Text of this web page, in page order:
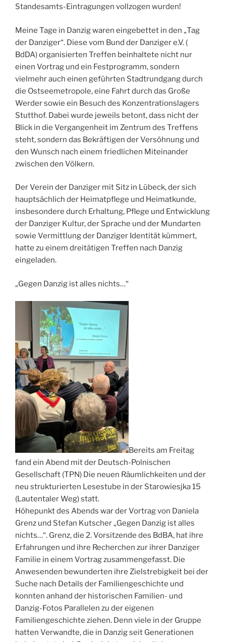
Standesamts-Eintragungen vollzogen wurden!
Meine Tage in Danzig waren eingebettet in den „Tag
der Danziger“. Diese vom Bund der Danziger e.V. (
BdDA) organisierten Treffen beinhaltete nicht nur
einen Vortrag und ein Festprogramm, sondern
vielmehr auch einen geführten Stadtrundgang durch
die Ostseemetropole, eine Fahrt durch das Große
Werder sowie ein Besuch des Konzentrationslagers
Stutthof. Dabei wurde jeweils betont, dass nicht der
Blick in die Vergangenheit im Zentrum des Treffens
steht, sondern das Bekräftigen der Versöhnung und
den Wunsch nach einem friedlichen Miteinander
zwischen den Völkern.
Der Verein der Danziger mit Sitz in Lübeck, der sich
hauptsächlich der Heimatpflege und Heimatkunde,
insbesondere durch Erhaltung, Pflege und Entwicklung
der Danziger Kultur, der Sprache und der Mundarten
sowie Vermittlung der Danziger Identität kümmert,
hatte zu einem dreitätigen Treffen nach Danzig
eingeladen.
„Gegen Danzig ist alles nichts…“
Bereits am Freitag
fand ein Abend mit der Deutsch-Polnischen
Gesellschaft (TPN) Die neuen Räumlichkeiten und der
neu strukturierten Lesestube in der Starowiesjka 15
(Lautentaler Weg) statt.
Höhepunkt des Abends war der Vortrag von Daniela
Grenz und Stefan Kutscher „Gegen Danzig ist alles
nichts…“. Grenz, die 2. Vorsitzende des BdBA, hat ihre
Erfahrungen und ihre Recherchen zur ihrer Danziger
Familie in einem Vortrag zusammengefasst. Die
Anwesenden bewunderten ihre Zielstrebigkeit bei der
Suche nach Details der Familiengeschichte und
konnten anhand der historischen Familien- und
Danzig-Fotos Parallelen zu der eigenen
Familiengeschichte ziehen. Denn viele in der Gruppe
hatten Verwandte, die in Danzig seit Generationen